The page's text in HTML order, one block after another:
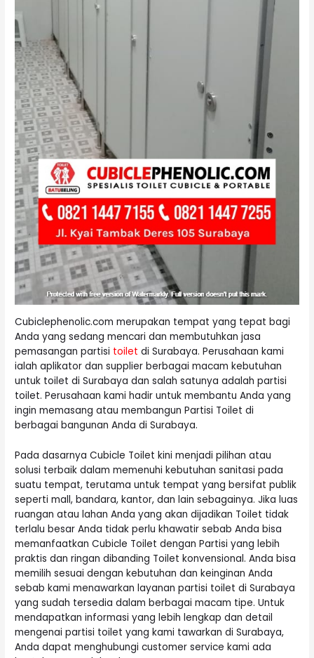
Cubiclephenolic.com merupakan tempat yang tepat bagi
Anda yang sedang mencari dan membutuhkan jasa
pemasangan partisi toilet di Surabaya. Perusahaan kami
ialah aplikator dan supplier berbagai macam kebutuhan
untuk toilet di Surabaya dan salah satunya adalah partisi
toilet. Perusahaan kami hadir untuk membantu Anda yang
ingin memasang atau membangun Partisi Toilet di
berbagai bangunan Anda di Surabaya.
Pada dasarnya Cubicle Toilet kini menjadi pilihan atau
solusi terbaik dalam memenuhi kebutuhan sanitasi pada
suatu tempat, terutama untuk tempat yang bersifat publik
seperti mall, bandara, kantor, dan lain sebagainya. Jika luas
ruangan atau lahan Anda yang akan dijadikan Toilet tidak
terlalu besar Anda tidak perlu khawatir sebab Anda bisa
memanfaatkan Cubicle Toilet dengan Partisi yang lebih
praktis dan ringan dibanding Toilet konvensional. Anda bisa
memilih sesuai dengan kebutuhan dan keinginan Anda
sebab kami menawarkan layanan partisi toilet di Surabaya
yang sudah tersedia dalam berbagai macam tipe. Untuk
mendapatkan informasi yang lebih lengkap dan detail
mengenai partisi toilet yang kami tawarkan di Surabaya,
Anda dapat menghubungi customer service kami ada